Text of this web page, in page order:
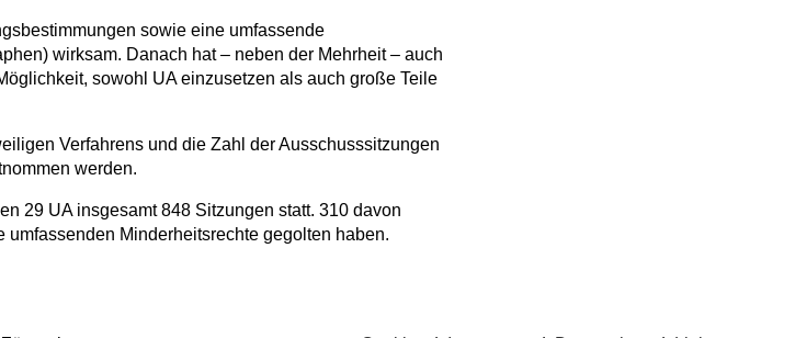
sowie eine umfassende
wirksam. Danach hat – neben der Mehrheit – auch
sowohl UA einzusetzen als auch große Teile
Verfahrens und die Zahl der Ausschusssitzungen
werden.
29 UA insgesamt 848 Sitzungen statt. 310 davon
Minderheitsrechte gegolten haben.